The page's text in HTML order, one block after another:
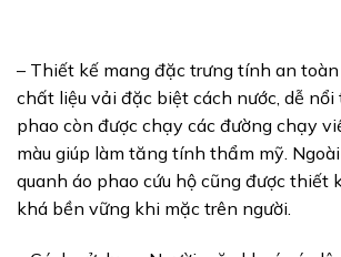
– Thiết kế mang đặc trưng tính an
chất liệu vải đặc biệt cách nước, dễ nổi
phao còn được chạy các đường chạy
màu giúp làm tăng tính thẩm mỹ.
quanh áo phao cứu hộ cũng được thiết
khá bền vững khi mặc trên người.